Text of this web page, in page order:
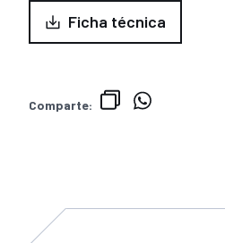
Ficha técnica
Comparte: